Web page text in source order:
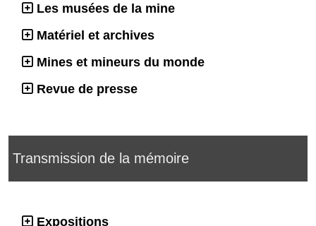
Les musées de la mine
Matériel et archives
Mines et mineurs du monde
Revue de presse
Transmission de la mémoire
Expositions